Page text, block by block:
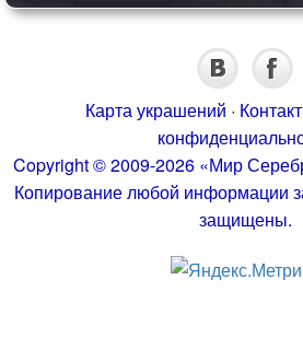
Карта украшений ·
Copyright © 2009-2026 «Мир
Копирование любой информации
защищены.